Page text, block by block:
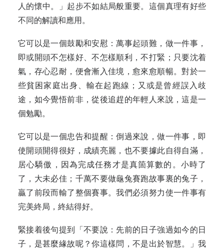
人的懷中。」起步不如結局般重要。這個真理有好些
不同的解讀和應用。
它可以是一個鼓勵和安慰：萬事起頭難，做一件事，
即或開頭不怎樣好、不怎樣順利，不打緊；只要沈着
氣，存心忍耐，便會漸入佳境，愈來愈順暢。對於一
些貧困家庭出身、輸在起跑線；又或是曾經誤入歧
途，如今覺悟前非，從後追趕的年輕人來說，這是一
個勉勵。
它可以是一個忠告和提醒：倒過來說，做一件事，即
使開頭開得很好，成績亮麗，也不要據此自得自滿，
居心驕傲，因為完成任務才是真箇算數的。小時了
了，大未必佳；千萬不要做龜兔賽跑故事裏的兔子，
贏了前段而輸了整個賽事。我們必須努力使一件事有
完美終局，終結得好。
緊接着後句提到「不要說：先前的日子強過如今的日
子，是甚麼緣故呢？你這樣問，不是出於智慧。」我